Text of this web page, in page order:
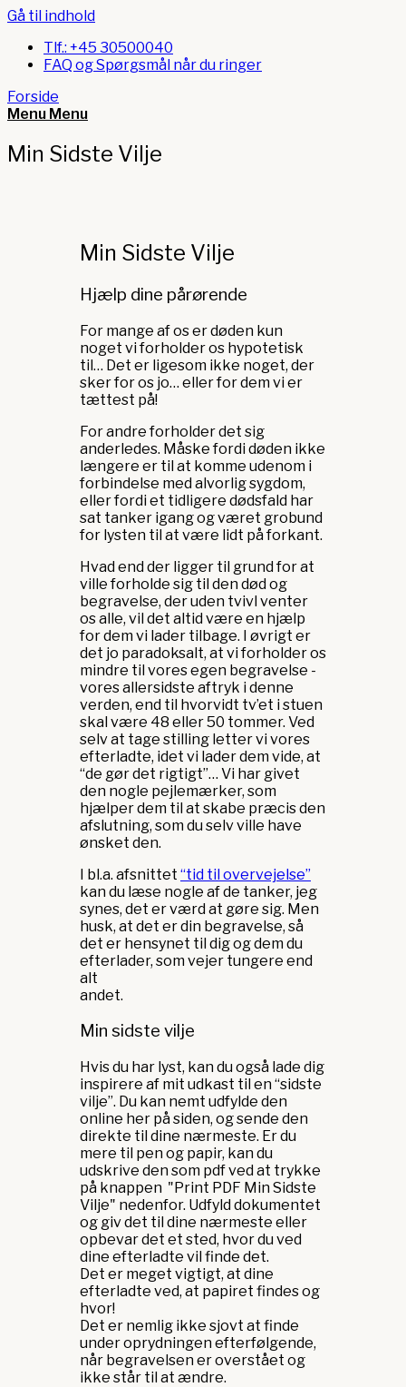
Gå til indhold
Tlf.: +45 30500040
FAQ og Spørgsmål når du ringer
Forside
Menu Menu
Min Sidste Vilje
Min Sidste Vilje
Hjælp dine pårørende
For mange af os er døden kun
noget vi forholder os hypotetisk
til… Det er ligesom ikke noget, der
sker for os jo… eller for dem vi er
tættest på!
For andre forholder det sig
anderledes. Måske fordi døden ikke
længere er til at komme udenom i
forbindelse med alvorlig sygdom,
eller fordi et tidligere dødsfald har
sat tanker igang og været grobund
for lysten til at være lidt på forkant.
Hvad end der ligger til grund for at
ville forholde sig til den død og
begravelse, der uden tvivl venter
os alle, vil det altid være en hjælp
for dem vi lader tilbage. I øvrigt er
det jo paradoksalt, at vi forholder os
mindre til vores egen begravelse -
vores allersidste aftryk i denne
verden, end til hvorvidt tv’et i stuen
skal være 48 eller 50 tommer. Ved
selv at tage stilling letter vi vores
efterladte, idet vi lader dem vide, at
“de gør det rigtigt”… Vi har givet
den nogle pejlemærker, som
hjælper dem til at skabe præcis den
afslutning, som du selv ville have
ønsket den.
I bl.a. afsnittet “tid til overvejelse”
kan du læse nogle af de tanker, jeg
synes, det er værd at gøre sig. Men
husk, at det er din begravelse, så
det er hensynet til dig og dem du
efterlader, som vejer tungere end
alt
andet.
Min sidste vilje
Hvis du har lyst, kan du også lade dig
inspirere af mit udkast til en “sidste
vilje”. Du kan nemt udfylde den
online her på siden, og sende den
direkte til dine nærmeste. Er du
mere til pen og papir, kan du
udskrive den som pdf ved at trykke
på knappen "Print PDF Min Sidste
Vilje" nedenfor. Udfyld dokumentet
og giv det til dine nærmeste eller
opbevar det et sted, hvor du ved
dine efterladte vil finde det.
Det er meget vigtigt, at dine
efterladte ved, at papiret findes og
hvor!
Det er nemlig ikke sjovt at finde
under oprydningen efterfølgende,
når begravelsen er overstået og
ikke står til at ændre.